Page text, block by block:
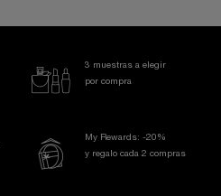
3 muestras a elegir
por compra
My Rewards: -20%
y regalo cada 2 compras